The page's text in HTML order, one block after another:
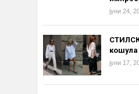
јуни 24,
кошула
јуни 17,